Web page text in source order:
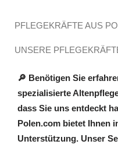
PFLEGEKRÄFTE AUS
UNSERE
🔎 Benötigen Sie
spezialisierte
dass Sie uns entdeckt
Polen.com bietet Ihnen
Unterstützung. Unser